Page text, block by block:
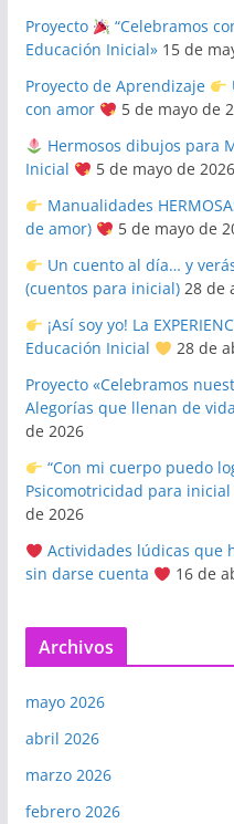
Proyecto
“Celebramos
Educación Inicial» 15 de
Proyecto de Aprendizaje
con amor
5 de mayo de
Hermosos dibujos para
Inicial
5 de mayo de 2026
Manualidades
de amor)
5 de mayo de
Un cuento al día… y
(cuentos para inicial) 28 de
¡Así soy yo! La
Educación Inicial
28 de
Proyecto «Celebramos
Alegorías que llenan de
de 2026
“Con mi cuerpo puedo
Psicomotricidad para
de 2026
Actividades lúdicas que
sin darse cuenta
16 de
Archivos
mayo 2026
abril 2026
marzo 2026
febrero 2026